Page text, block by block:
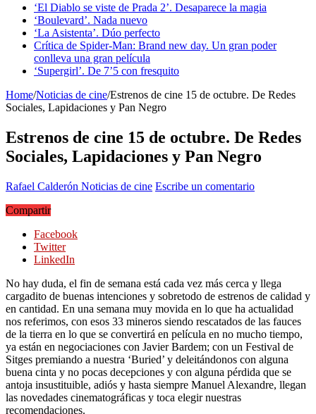
‘El Diablo se viste de Prada 2’. Desaparece la magia
‘Boulevard’. Nada nuevo
‘La Asistenta’. Dúo perfecto
Crítica de Spider-Man: Brand new day. Un gran poder
conlleva una gran película
‘Supergirl’. De 7’5 con fresquito
Home/Noticias de cine/Estrenos de cine 15 de octubre. De Redes
Sociales, Lapidaciones y Pan Negro
Estrenos de cine 15 de octubre. De Redes
Sociales, Lapidaciones y Pan Negro
Rafael Calderón Noticias de cine Escribe un comentario
Compartir
Facebook
Twitter
LinkedIn
No hay duda, el fin de semana está cada vez más cerca y llega
cargadito de buenas intenciones y sobretodo de estrenos de calidad y
en cantidad. En una semana muy movida en lo que ha actualidad
nos referimos, con esos 33 mineros siendo rescatados de las fauces
de la tierra en lo que se convertirá en película en no mucho tiempo,
ya están en negociaciones con Javier Bardem; con un Festival de
Sitges premiando a nuestra ‘Buried’ y deleitándonos con alguna
buena cinta y no pocas decepciones y con alguna pérdida que se
antoja insustituible, adiós y hasta siempre Manuel Alexandre, llegan
las novedades cinematográficas y toca elegir nuestras
recomendaciones.